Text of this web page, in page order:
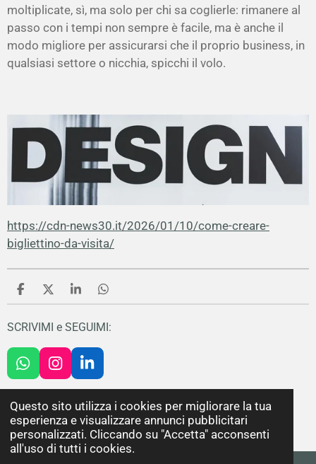
Questo sito utilizza i cookies per migliorare la tua
esperienza e visualizzare annunci pubblicitari
personalizzati. Cliccando su "Accetta" acconsenti
all'uso di tutti i cookies.
moltiplicate, sì, ma solo per chi sa coglierle: rimanere al
passo con i tempi non sempre è facile, ma è anche il
modo migliore per assicurarsi che il proprio business, in
qualsiasi settore o nicchia, spicchi il volo.
https://cdn-news30.it/2026/01/10/come-creare-
bigliettino-da-visita/
C
o
n
d
i
v
i
C
o
n
d
i
v
i
C
o
n
d
i
C
o
n
d
i
SCRIVIMI e SEGUIMI:
W
h
t
s
A
p
I
n
t
a
g
r
L
i
k
e
d
I
© 2025 - MG graphic design. P.IVA 04960680272